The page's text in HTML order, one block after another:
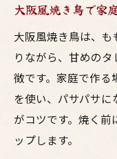
大阪風焼き鳥で家
大阪風焼き鳥は、
りながら、甘めの
徴です。家庭で作
を使い、パサパサ
がコツです。焼く
ップします。